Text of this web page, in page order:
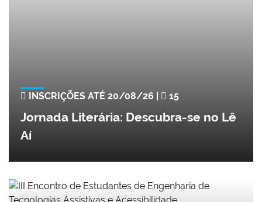
INSCRIÇÕES ATÉ 20/08/26 | 15
Jornada Literária: Descubra-se no Lê
Aí